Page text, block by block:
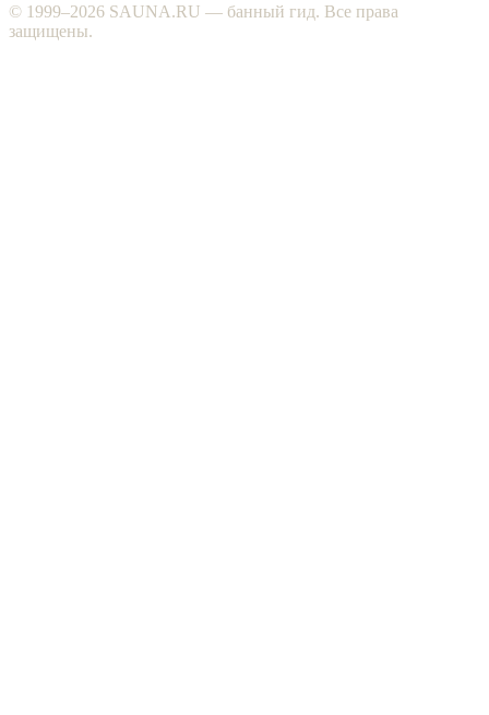
© 1999–2026 SAUNA.RU — банный гид. Все права
защищены.